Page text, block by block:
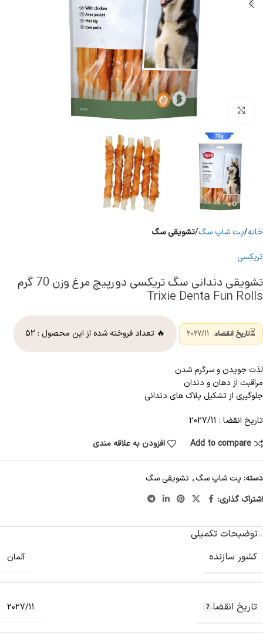
برای بزرگنمایی کلیک کنید
خانه پت شاپ سگ تشویقی سگ
تریکسی
تشویقی دندانی سگ تریکسی دورپیچ مرغ وزن 70 گرم
Trixie Denta Fun Rolls
⏳تاریخ انقضاء: 🔥 تعداد فروخته شده از این محصول : 52
لذت جویدن و سرگرم شدن
مراقبت از دهان و دندان
جلوگیری از تشکیل پلاک های دندانی
تاریخ انقضا : 2027/11
Add to compare
افزودن به علاقه مندی
دسته: پت شاپ سگ, تشویقی سگ
اشتراک گذاری:
توضیحات تکمیلی
کشور سازنده
آلمان
تاریخ انقضاء 2027/11